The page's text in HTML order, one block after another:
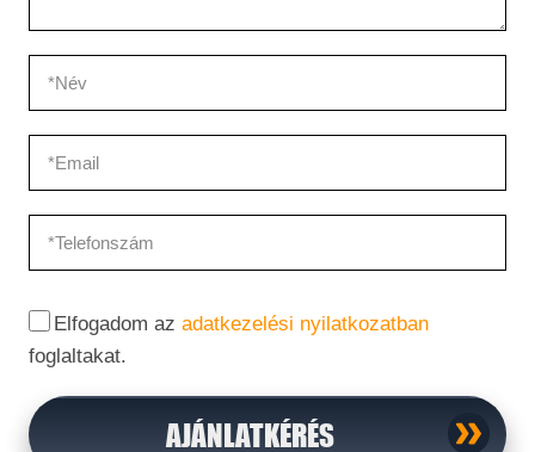
Elfogadom az adatkezelési nyilatkozatban
foglaltakat.
AJÁNLATKÉRÉS